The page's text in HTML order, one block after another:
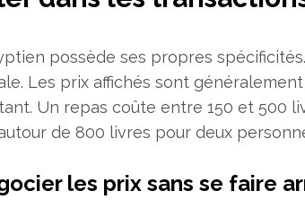
possède ses propres
Les prix affichés sont
Un repas coûte entre 150 et 500
de 800 livres pour deux
les prix sans se faire